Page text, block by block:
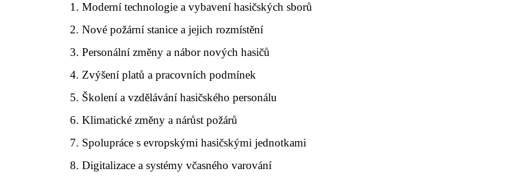
Moderní technologie a vybavení hasičských sborů
Nové požární stanice a jejich rozmístění
Personální změny a nábor nových hasičů
Zvýšení platů a pracovních podmínek
Školení a vzdělávání hasičského personálu
Klimatické změny a nárůst požárů
Spolupráce s evropskými hasičskými jednotkami
Digitalizace a systémy včasného varování